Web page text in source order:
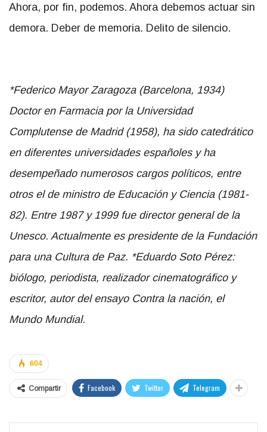
Ahora, por fin, podemos. Ahora debemos actuar sin
demora. Deber de memoria. Delito de silencio.
*Federico Mayor Zaragoza (Barcelona, 1934)
Doctor en Farmacia por la Universidad
Complutense de Madrid (1958), ha sido catedrático
en diferentes universidades españoles y ha
desempeñado numerosos cargos políticos, entre
otros el de ministro de Educación y Ciencia (1981-
82). Entre 1987 y 1999 fue director general de la
Unesco. Actualmente es presidente de la Fundación
para una Cultura de Paz. *Eduardo Soto Pérez:
biólogo, periodista, realizador cinematográfico y
escritor, autor del ensayo Contra la nación, el
Mundo Mundial.
604
Compartir Facebook Twitter Telegram